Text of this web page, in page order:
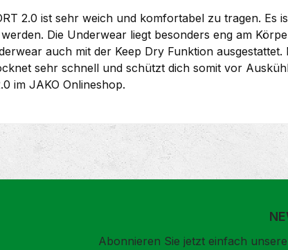
2.0 ist sehr weich und komfortabel zu tragen. Es
Die Underwear liegt besonders eng am
auch mit der Keep Dry Funktion
sehr schnell und schützt dich somit vor
im JAKO Onlineshop.
Abonnieren Sie jetzt einfach